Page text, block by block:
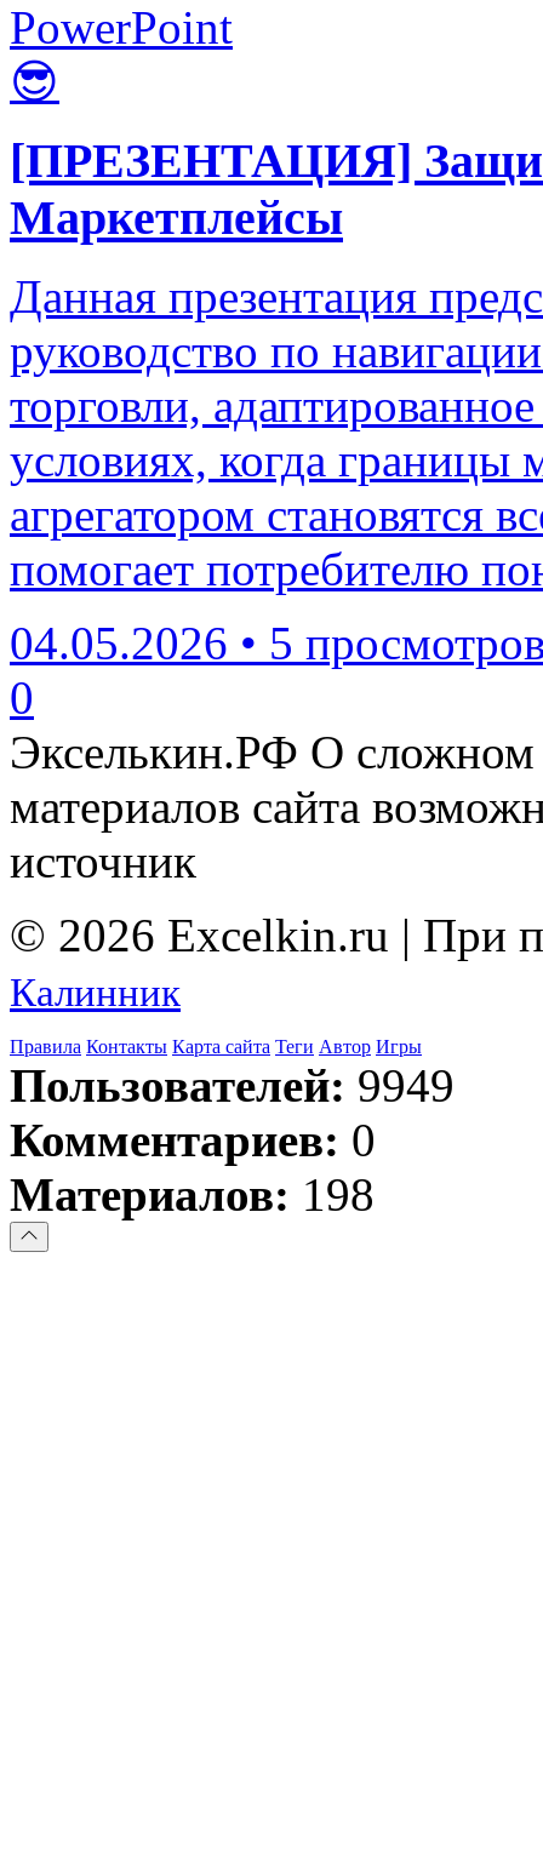
PowerPoint
😎
[ПРЕЗЕНТАЦИЯ]
Маркетплейсы
Данная презентация
руководство по
торговли,
условиях, когда
агрегатором становятся
помогает потребителю
04.05.2026 • 5
0
Экселькин.РФ О сложном
материалов сайта
источник
© 2026 Excelkin.ru | При
Калинник
Правила Контакты Карта сайта Теги Автор Игры
Пользователей: 9949
Комментариев: 0
Материалов: 198